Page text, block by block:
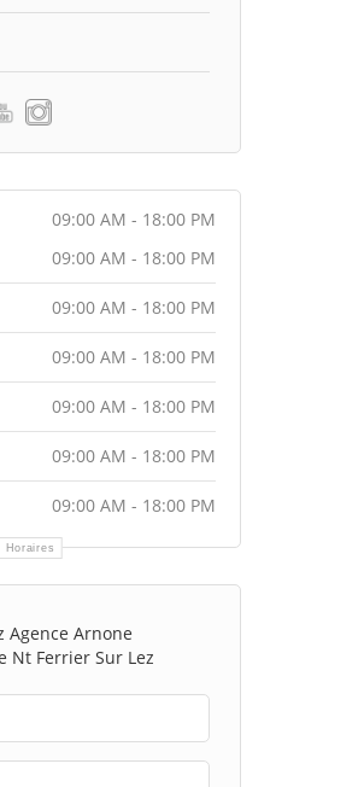
09:00 AM - 18:00 PM
Horaires
09:00 AM - 18:00 PM
09:00 AM - 18:00 PM
09:00 AM - 18:00 PM
09:00 AM - 18:00 PM
09:00 AM - 18:00 PM
09:00 AM - 18:00 PM
Agence Arnone
Nt Ferrier Sur Lez